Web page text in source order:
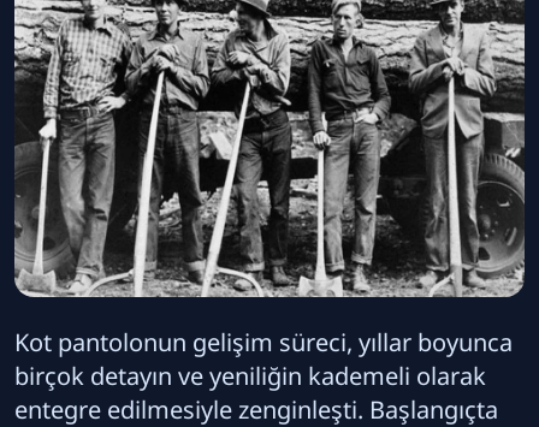
Kot pantolonun gelişim süreci, yıllar boyunca
birçok detayın ve yeniliğin kademeli olarak
entegre edilmesiyle zenginleşti. Başlangıçta